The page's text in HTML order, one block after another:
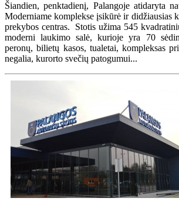
Šiandien, penktadienį, Palangoje atidaryta
Moderniame komplekse įsikūrė ir didžiausias
prekybos centras. Stotis užima 545
moderni laukimo salė, kurioje yra 70
peronų, bilietų kasos, tualetai, kompleksas
negalia, kurorto svečių patogumui...